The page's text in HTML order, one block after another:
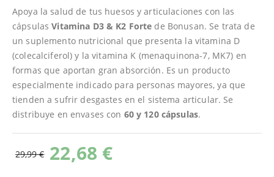
galería
de
imágenes
Apoya la salud de tus huesos y articulaciones con las
cápsulasVitamina D3 & K2 Forte de Bonusan. Se trata de
un suplemento nutricional que presenta la vitamina D
(colecalciferol) y la vitamina K (menaquinona-7, MK7) en
formas que aportan gran absorción. Es un producto
especialmente indicado para personas mayores, ya que
tienden a sufrir desgastes en el sistema articular. Se
distribuye en envases con 60 y 120 cápsulas.
22,68 €
29,99 €